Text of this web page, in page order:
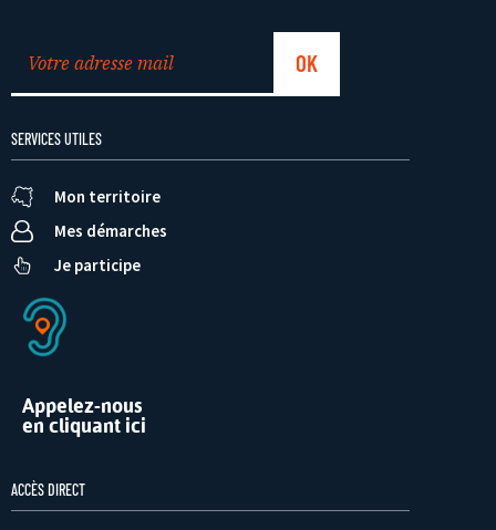
SERVICES UTILES
Mon territoire
Mes démarches
Je participe
Appelez-nous
en cliquant ici
ACCÈS DIRECT